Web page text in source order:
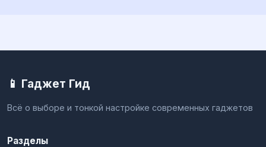
📱 Гаджет Гид
Всё о выборе и тонкой настройке современных гаджетов
Разделы